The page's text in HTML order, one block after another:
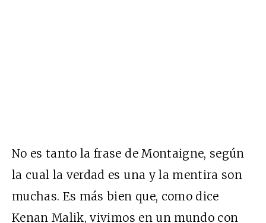
No es tanto la frase de Montaigne, según
la cual la verdad es una y la mentira son
muchas. Es más bien que, como dice
Kenan Malik, vivimos en un mundo con